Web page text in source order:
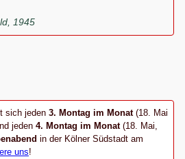
1945
sich jeden 3. Montag im Monat (18. Mai
jeden 4. Montag im Monat(18. Mai,
in der Kölner Südstadt am
uns!